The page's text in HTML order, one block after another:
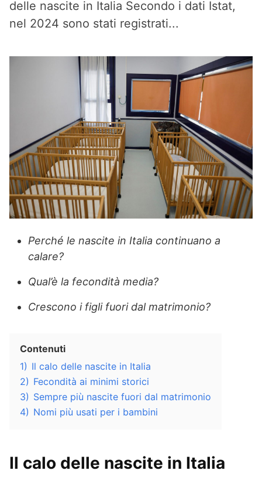
delle nascite in Italia Secondo i dati Istat,
nel 2024 sono stati registrati...
Perché le nascite in Italia continuano a
calare?
Qual’è la fecondità media?
Crescono i figli fuori dal matrimonio?
Contenuti
1) Il calo delle nascite in Italia
2) Fecondità ai minimi storici
3) Sempre più nascite fuori dal matrimonio
4) Nomi più usati per i bambini
Il calo delle nascite in Italia